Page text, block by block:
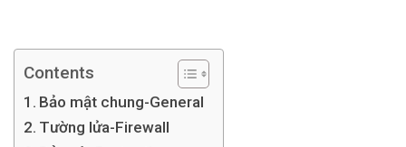
Contents
Bảo mật chung-General
Tường lửa-Firewall